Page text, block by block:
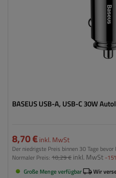
BASEUS USB-A, USB-C 30W
8,70 €inkl. MwSt
Der niedrigste Preis binnen 30 Tage bevor
Normaler Preis: 10,29 € inkl. MwSt -
Große Menge verfügbar
Wir